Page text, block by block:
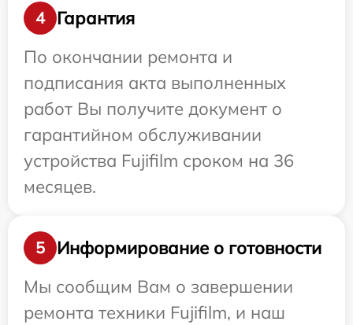
4
Гарантия
По окончании ремонта и
подписания акта выполненных
работ Вы получите документ о
гарантийном обслуживании
устройства Fujifilm сроком на 36
месяцев.
5
Информирование о готовности
Мы сообщим Вам о завершении
ремонта техники Fujifilm, и наш